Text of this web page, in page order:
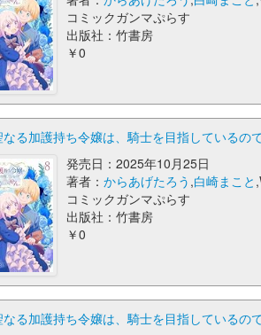
コミックガンマぷらす
出版社：竹書房
￥0
なる加護持ち令嬢は、騎士を目指している
発売日：2025年10月25日
著者：からあげたろう ,白崎まこと
コミックガンマぷらす
出版社：竹書房
￥0
なる加護持ち令嬢は、騎士を目指している